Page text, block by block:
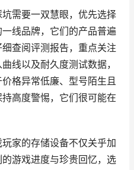
需要一双慧眼，优先选择
线品牌，它们的产品普遍
查阅评测报告，重点关注
线以及耐久度测试数据，
格异常低廉、型号陌生且
高度警惕，它们很可能在
家的存储设备不仅关乎加
游戏进度与珍贵回忆，选